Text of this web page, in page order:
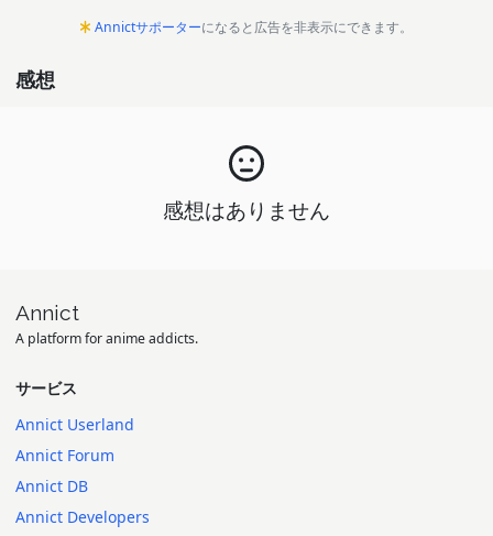
Annictサポーターになると広告を非表示にできます。
感想
感想はありません
Annict
A platform for anime addicts.
サービス
Annict Userland
Annict Forum
Annict DB
Annict Developers